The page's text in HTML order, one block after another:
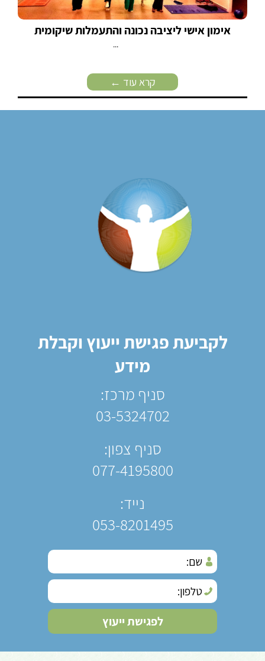
אימון אישי ליציבה נכונה והתעמלות שיקומית
...
קרא עוד ←
לקביעת פגישת ייעוץ וקבלת
מידע
סניף מרכז:
03-5324702
סניף צפון:
077-4195800
נייד:
053-8201495